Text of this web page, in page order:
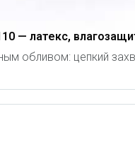
— латекс,
обливом: цепкий